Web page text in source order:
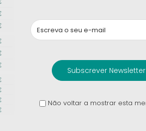
Subscrever Newsletter
Não voltar a mostrar esta